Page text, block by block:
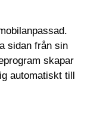
sidan från sin
skapar
automatiskt till